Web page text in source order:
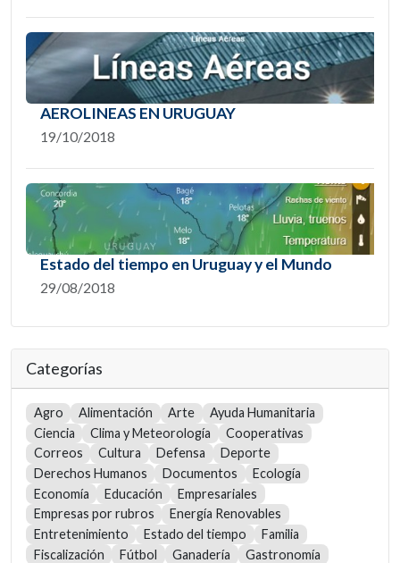
AEROLINEAS EN URUGUAY
19/10/2018
Estado del tiempo en Uruguay y el Mundo
29/08/2018
Categorías
Agro Alimentación Arte
Ayuda Humanitaria
Ciencia
Clima y Meteorología
Cooperativas
Correos
Cultura Defensa
Deporte
Derechos Humanos
Documentos
Ecología
Economía
Educación
Empresariales
Empresas por rubros
Energía Renovables
Entretenimiento
Estado del tiempo
Familia
Fiscalización
Fútbol Ganadería
Gastronomía